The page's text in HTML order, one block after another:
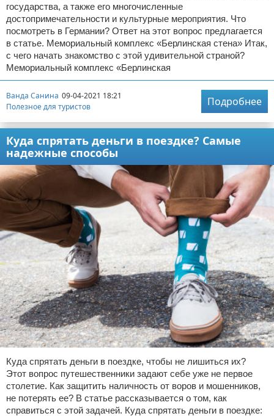
государства, а также его многочисленные
достопримечательности и культурные мероприятия. Что
посмотреть в Германии? Ответ на этот вопрос предлагается
в статье. Мемориальный комплекс «Берлинская стена» Итак,
с чего начать знакомство с этой удивительной страной?
Мемориальный комплекс «Берлинская
Ванда Санина 09-04-2021 18:21
Полезное для туристов
Подробнее
Куда спрятать деньги в поездке? Самые
надежные способы
Куда спрятать деньги в поездке, чтобы не лишиться их?
Этот вопрос путешественники задают себе уже не первое
столетие. Как защитить наличность от воров и мошенников,
не потерять ее? В статье рассказывается о том, как
справиться с этой задачей. Куда спрятать деньги в поездке: